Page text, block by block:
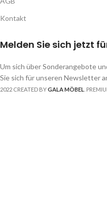
Kontakt
Melden Sie sich jetzt
Um sich über Sonderangebote
Sie sich für unseren Newsletter
2022 CREATED BYGALA MÖBEL .